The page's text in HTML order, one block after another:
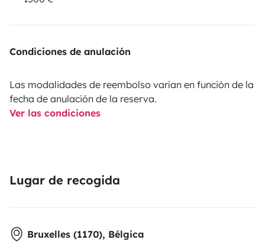
Condiciones de anulación
Las modalidades de reembolso varían en función de la
fecha de anulación de la reserva.
Ver las condiciones
Lugar de recogida
Bruxelles (1170), Bélgica